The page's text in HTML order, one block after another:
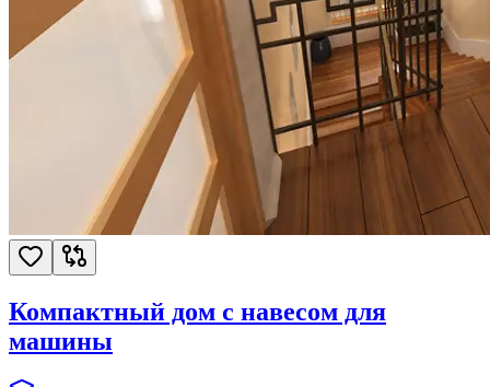
Компактный дом с навесом для
машины